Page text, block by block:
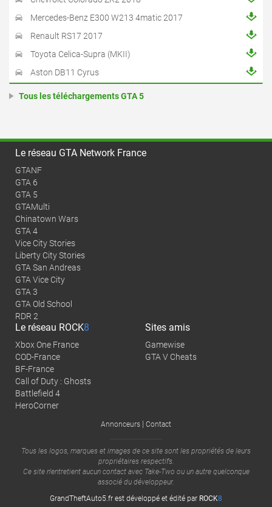
Mercedes-Benz E300 W213 4matic 2017
Renault RS17 2017
Toyota Celica-Supra (MKII)
Aston DB11 Cyrus
Tous les téléchargements GTA 5
Le réseau GTA Network France
GTANF
GTA 6
GTA 5
GTAMulti
Chinatown Wars
GTA 4
Vice City Stories
Liberty City Stories
GTA San Andreas
GTA Vice City
GTA 3
GTA Old School
RDR 2
Le réseau ROCK8
Xbox One France
COD-France
BF-France
Call of Duty : Ghosts
Battlefield 4
HeroCorner
Sites amis
Gamewise
GTA V Cheats
Annonceurs | Contact
Tous les logos, marques et images de ce site sont les propriétés de leurs
propriétaires respectifs.
Ce site n'entretient aucun contact avec Take-Two ou un autre quelconque
associé du développeur.
GrandTheftAuto5.fr est développé et édité par ROCK8